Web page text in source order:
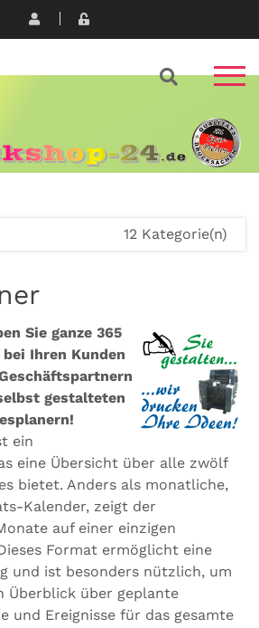
12 Kategorie(n)
Sie ganze 365
bei Ihren Kunden
gestalteten
ein
eine Übersicht über alle zwölf
bietet. Anders als monatliche,
Kalender, zeigt der
auf einer einzigen
Format ermöglicht eine
und ist besonders nützlich, um
Überblick über geplante
und Ereignisse für das gesamte